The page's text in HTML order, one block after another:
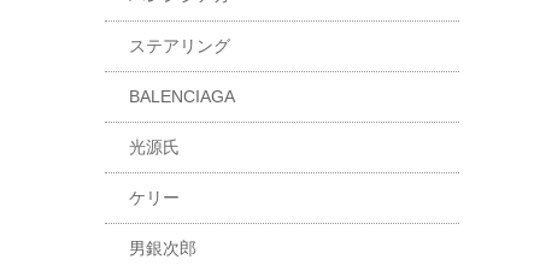
ステアリング
BALENCIAGA
光源氏
ケリー
男銀次郎